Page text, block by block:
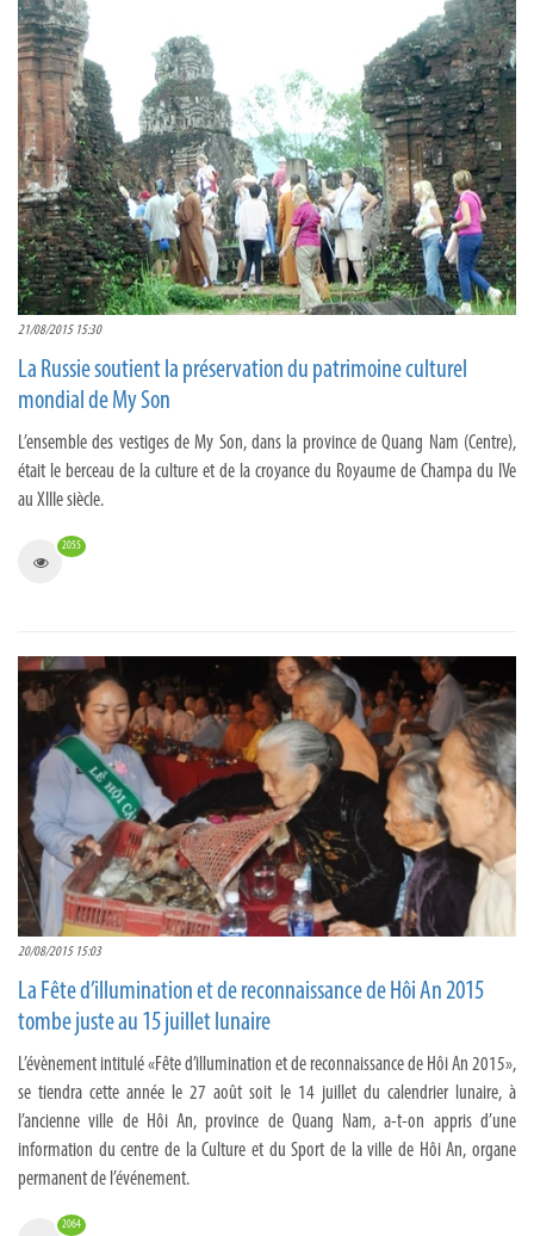
21/08/2015 15:30
La Russie soutient la préservation du patrimoine culturel
mondial de My Son
L’ensemble des vestiges de My Son, dans la province de Quang Nam (Centre),
était le berceau de la culture et de la croyance du Royaume de Champa du IVe
au XIIIe siècle.
2055
20/08/2015 15:03
La Fête d’illumination et de reconnaissance de Hôi An 2015
tombe juste au 15 juillet lunaire
L’évènement intitulé «Fête d’illumination et de reconnaissance de Hôi An 2015»,
se tiendra cette année le 27 août soit le 14 juillet du calendrier lunaire, à
l’ancienne ville de Hôi An, province de Quang Nam, a-t-on appris d’une
information du centre de la Culture et du Sport de la ville de Hôi An, organe
permanent de l’événement.
2064